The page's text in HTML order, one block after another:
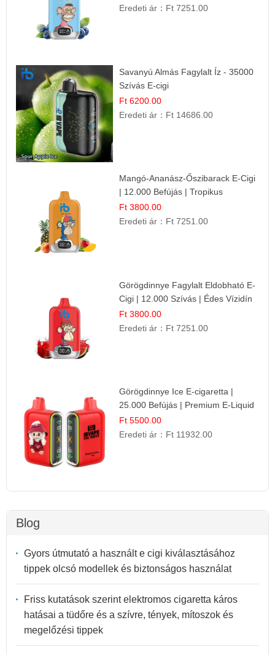
Eredeti ár： Ft 7251.00
Savanyú Almás Fagylalt Íz - 35000
Szívás E-cigi
Ft 6200.00
Eredeti ár： Ft 14686.00
Mangó-Ananász-Őszibarack E-Cigi
| 12.000 Befújás | Tropikus
Gyümölcs Íz
Ft 3800.00
Eredeti ár： Ft 7251.00
Görögdinnye Fagylalt Eldobható E-
Cigi | 12.000 Szívás | Édes Vízidín
Íz
Ft 3800.00
Eredeti ár： Ft 7251.00
Görögdinnye Ice E-cigaretta |
25.000 Befújás | Premium E-Liquid
Ft 5500.00
Eredeti ár： Ft 11932.00
Blog
Gyors útmutató a használt e cigi kiválasztásához
tippek olcsó modellek és biztonságos használat
Friss kutatások szerint elektromos cigaretta káros
hatásai a tüdőre és a szívre, tények, mítoszok és
megelőzési tippek